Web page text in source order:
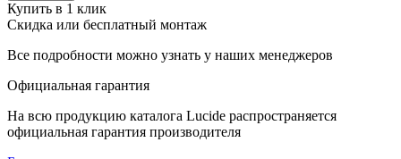
Купить в 1 клик
Скидка или бесплатный монтаж
Все подробности можно узнать у наших менеджеров
Официальная гарантия
На всю продукцию каталога Lucide распространяется
официальная гарантия производителя